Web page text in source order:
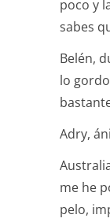
poco y
sabes
Belén,
lo
Adry,
me he
pelo,